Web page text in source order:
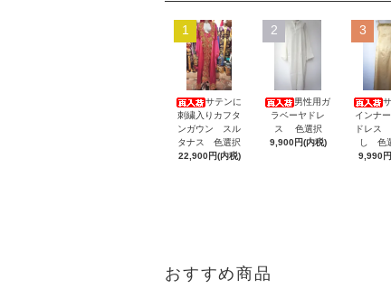
1
サテンに
刺繍入りカフタ
ンガウン スル
タナス 色選択
22,900円(内税)
2
男性用ガ
ラベーヤドレ
ス 色選択
9,900円(内税)
3
インナ
ドレス
し 色
9,990
おすすめ商品